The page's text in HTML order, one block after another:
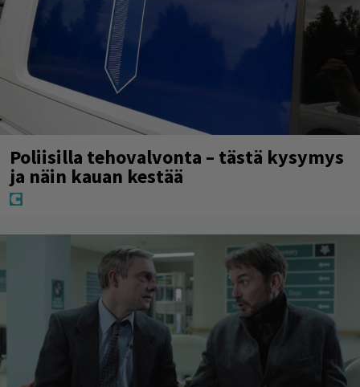
Poliisilla tehovalvonta – tästä kysymys
ja näin kauan kestää